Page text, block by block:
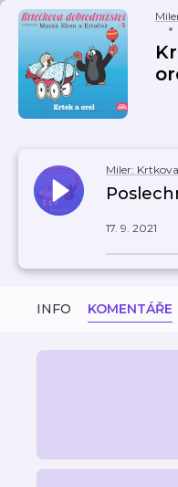
Miler:
17. 9. 2021
INFO KOMENTÁŘE